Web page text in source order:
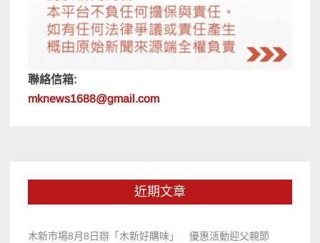
聯絡信箱:
mknews1688@gmail.com
近期文章
木新市場8月8日辦「木新好購味」 優惠活動迎父親節